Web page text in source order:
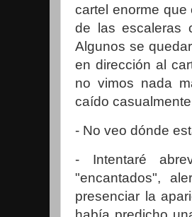
cartel enorme
de las escaleras
Algunos se
en dirección al
no vimos nada
caído
- No veo dónde
- Intentaré
"encantados",
presenciar la